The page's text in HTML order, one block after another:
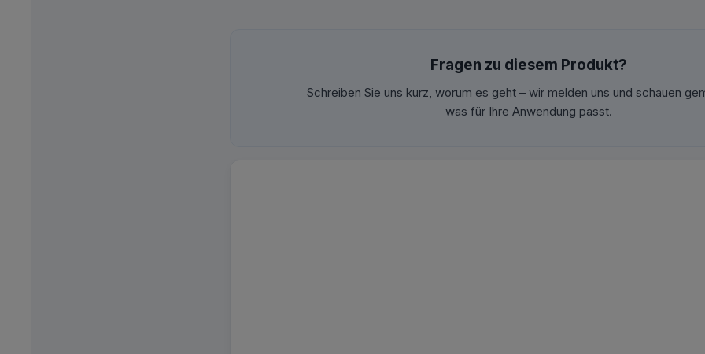
Fragen zu diesem Produkt?
Schreiben Sie uns kurz, worum es geht – wir melden uns und schauen
was für Ihre Anwendung passt.